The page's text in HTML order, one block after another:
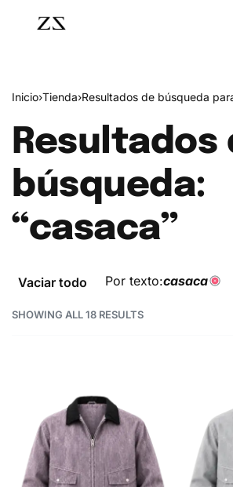
Inicio›Tienda›Resultados de búsqueda
Resultados
búsqueda:
“casaca”
Vaciar todo Por texto:casaca
SHOWING ALL 18 RESULTS